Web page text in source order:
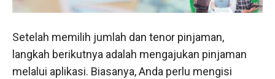
Setelah memilih jumlah dan tenor pinjaman,
langkah berikutnya adalah mengajukan pinjaman
melalui aplikasi. Biasanya, Anda perlu mengisi